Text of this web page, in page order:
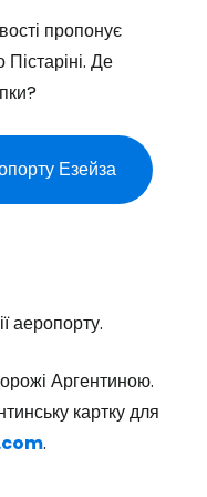
пропонує
Де
Езейза
аеропорту.
Аргентиною.
картку для
.